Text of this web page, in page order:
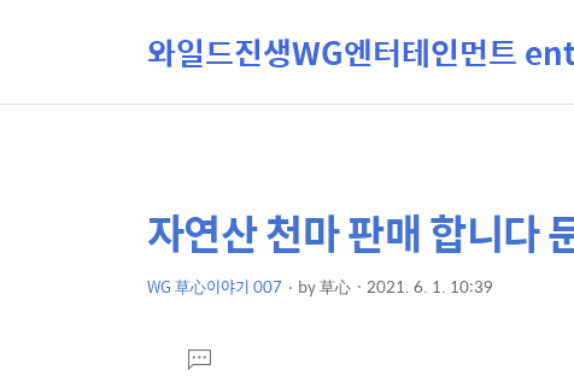
와일드진생WG엔터테인먼트
상
컨
본
문
제
자연산 천마 판매 합니
WG 草心이야기 007 by草心 2021. 6. 1. 10:39
댓
글